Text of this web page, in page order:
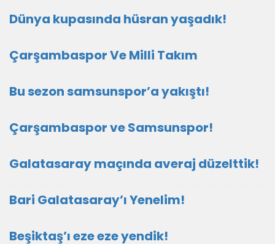
Dünya kupasında hüsran yaşadık!
Çarşambaspor Ve Milli Takım
Bu sezon samsunspor’a yakıştı!
Çarşambaspor ve Samsunspor!
Galatasaray maçında averaj düzelttik!
Bari Galatasaray’ı Yenelim!
Beşiktaş’ı eze eze yendik!